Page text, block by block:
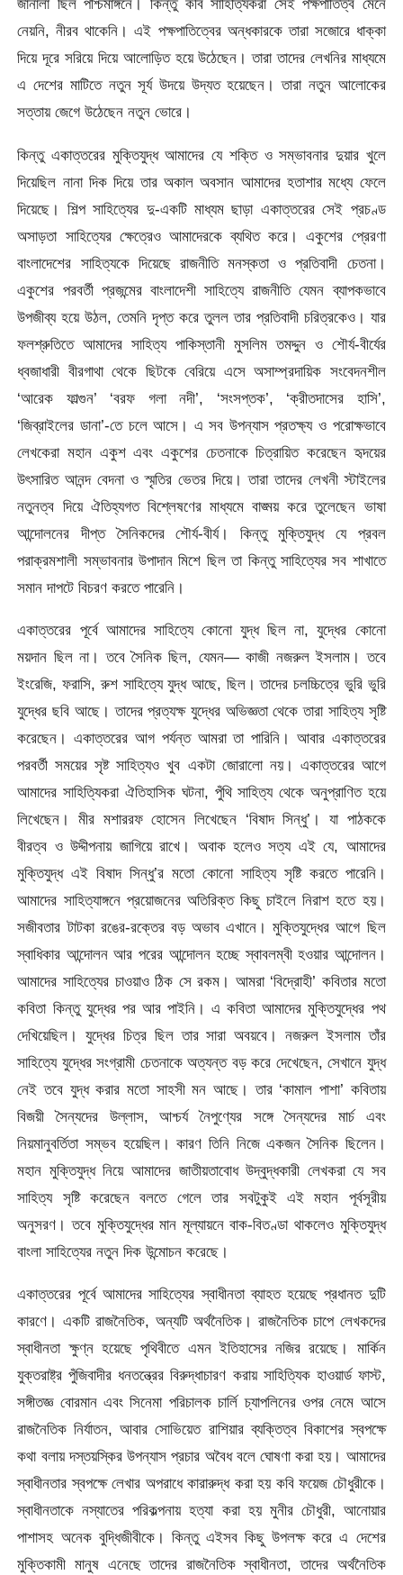
জানালা ছিল পশ্চিমাঙ্গনে। কিন্তু কবি সাহিত্যিকরা সেই পক্ষপাতিত্ব মেনে
নেয়নি, নীরব থাকেনি। এই পক্ষপাতিত্বের অন্ধকারকে তারা সজোরে ধাক্কা
দিয়ে দূরে সরিয়ে দিয়ে আলোড়িত হয়ে উঠেছেন। তারা তাদের লেখনির মাধ্যমে
এ দেশের মাটিতে নতুন সূর্য উদয়ে উদ্যত হয়েছেন। তারা নতুন আলোকের
সত্তায় জেগে উঠেছেন নতুন ভোরে।
কিন্তু একাত্তরের মুক্তিযুদ্ধ আমাদের যে শক্তি ও সম্ভাবনার দুয়ার খুলে
দিয়েছিল নানা দিক দিয়ে তার অকাল অবসান আমাদের হতাশার মধ্যে ফেলে
দিয়েছে। শিল্প সাহিত্যের দু-একটি মাধ্যম ছাড়া একাত্তরের সেই প্রচণ্ড
অসাড়তা সাহিত্যের ক্ষেত্রেও আমাদেরকে ব্যথিত করে। একুশের প্রেরণা
বাংলাদেশের সাহিত্যকে দিয়েছে রাজনীতি মনস্কতা ও প্রতিবাদী চেতনা।
একুশের পরবর্তী প্রজন্মের বাংলাদেশী সাহিত্যে রাজনীতি যেমন ব্যাপকভাবে
উপজীব্য হয়ে উঠল, তেমনি দৃপ্ত করে তুলল তার প্রতিবাদী চরিত্রকেও। যার
ফলশ্রুতিতে আমাদের সাহিত্য পাকিস্তানী মুসলিম তমদ্দুন ও শৌর্য-বীর্যের
ধ্বজাধারী বীরগাথা থেকে ছিটকে বেরিয়ে এসে অসাম্প্রদায়িক সংবেদনশীল
‘আরেক ফাল্গুন’ ‘বরফ গলা নদী’, ‘সংসপ্তক’, ‘ক্রীতদাসের হাসি’,
‘জিব্রাইলের ডানা’-তে চলে আসে। এ সব উপন্যাস প্রতক্ষ্য ও পরোক্ষভাবে
লেখকেরা মহান একুশ এবং একুশের চেতনাকে চিত্রায়িত করেছেন হৃদয়ের
উৎসারিত আনন্দ বেদনা ও স্মৃতির ভেতর দিয়ে। তারা তাদের লেখনী স্টাইলের
নতুনত্ব দিয়ে ঐতিহ্যগত বিশ্লেষণের মাধ্যমে বাঙ্ময় করে তুলেছেন ভাষা
আন্দোলনের দীপ্ত সৈনিকদের শৌর্য-বীর্য। কিন্তু মুক্তিযুদ্ধ যে প্রবল
পরাক্রমশালী সম্ভাবনার উপাদান মিশে ছিল তা কিন্তু সাহিত্যের সব শাখাতে
সমান দাপটে বিচরণ করতে পারেনি।
একাত্তরের পূর্বে আমাদের সাহিত্যে কোনো যুদ্ধ ছিল না, যুদ্ধের কোনো
ময়দান ছিল না। তবে সৈনিক ছিল, যেমন— কাজী নজরুল ইসলাম। তবে
ইংরেজি, ফরাসি, রুশ সাহিত্যে যুদ্ধ আছে, ছিল। তাদের চলচ্চিত্রে ভুরি ভুরি
যুদ্ধের ছবি আছে। তাদের প্রত্যক্ষ যুদ্ধের অভিজ্ঞতা থেকে তারা সাহিত্য সৃষ্টি
করেছেন। একাত্তরের আগ পর্যন্ত আমরা তা পারিনি। আবার একাত্তরের
পরবর্তী সময়ের সৃষ্ট সাহিত্যও খুব একটা জোরালো নয়। একাত্তরের আগে
আমাদের সাহিত্যিকরা ঐতিহাসিক ঘটনা, পুঁথি সাহিত্য থেকে অনুপ্রাণিত হয়ে
লিখেছেন। মীর মশাররফ হোসেন লিখেছেন ‘বিষাদ সিন্ধু’। যা পাঠককে
বীরত্ব ও উদ্দীপনায় জাগিয়ে রাখে। অবাক হলেও সত্য এই যে, আমাদের
মুক্তিযুদ্ধ এই বিষাদ সিন্ধু’র মতো কোনো সাহিত্য সৃষ্টি করতে পারেনি।
আমাদের সাহিত্যাঙ্গনে প্রয়োজনের অতিরিক্ত কিছু চাইলে নিরাশ হতে হয়।
সজীবতার টাটকা রঙের-রক্তের বড় অভাব এখানে। মুক্তিযুদ্ধের আগে ছিল
স্বাধিকার আন্দোলন আর পরের আন্দোলন হচ্ছে স্বাবলম্বী হওয়ার আন্দোলন।
আমাদের সাহিত্যের চাওয়াও ঠিক সে রকম। আমরা ‘বিদ্রোহী’ কবিতার মতো
কবিতা কিন্তু যুদ্ধের পর আর পাইনি। এ কবিতা আমাদের মুক্তিযুদ্ধের পথ
দেখিয়েছিল। যুদ্ধের চিত্র ছিল তার সারা অবয়বে। নজরুল ইসলাম তাঁর
সাহিত্যে যুদ্ধের সংগ্রামী চেতনাকে অত্যন্ত বড় করে দেখেছেন, সেখানে যুদ্ধ
নেই তবে যুদ্ধ করার মতো সাহসী মন আছে। তার ‘কামাল পাশা’ কবিতায়
বিজয়ী সৈন্যদের উল্লাস, আশ্চর্য নৈপুণ্যের সঙ্গে সৈন্যদের মার্চ এবং
নিয়মানুবর্তিতা সম্ভব হয়েছিল। কারণ তিনি নিজে একজন সৈনিক ছিলেন।
মহান মুক্তিযুদ্ধ নিয়ে আমাদের জাতীয়তাবোধ উদ্বুদ্ধকারী লেখকরা যে সব
সাহিত্য সৃষ্টি করেছেন বলতে গেলে তার সবটুকুই এই মহান পূর্বসূরীয়
অনুসরণ। তবে মুক্তিযুদ্ধের মান মূল্যায়নে বাক-বিতণ্ডা থাকলেও মুক্তিযুদ্ধ
বাংলা সাহিত্যের নতুন দিক উন্মোচন করেছে।
একাত্তরের পূর্বে আমাদের সাহিত্যের স্বাধীনতা ব্যাহত হয়েছে প্রধানত দুটি
কারণে। একটি রাজনৈতিক, অন্যটি অর্থনৈতিক। রাজনৈতিক চাপে লেখকদের
স্বাধীনতা ক্ষুণ্ন হয়েছে পৃথিবীতে এমন ইতিহাসের নজির রয়েছে। মার্কিন
যুক্তরাষ্ট্র পুঁজিবাদীর ধনতন্ত্রের বিরুদ্ধাচারণ করায় সাহিত্যিক হাওয়ার্ড ফাস্ট,
সঙ্গীতজ্ঞ বোরমান এবং সিনেমা পরিচালক চার্লি চ্যাপলিনের ওপর নেমে আসে
রাজনৈতিক নির্যাতন, আবার সোভিয়েত রাশিয়ার ব্যক্তিত্ব বিকাশের স্বপক্ষে
কথা বলায় দস্তয়স্কির উপন্যাস প্রচার অবৈধ বলে ঘোষণা করা হয়। আমাদের
স্বাধীনতার স্বপক্ষে লেখার অপরাধে কারারুদ্ধ করা হয় কবি ফয়েজ চৌধুরীকে।
স্বাধীনতাকে নস্যাতের পরিকল্পনায় হত্যা করা হয় মুনীর চৌধুরী, আনোয়ার
পাশাসহ অনেক বুদ্ধিজীবীকে। কিন্তু এইসব কিছু উপলক্ষ করে এ দেশের
মুক্তিকামী মানুষ এনেছে তাদের রাজনৈতিক স্বাধীনতা, তাদের অর্থনৈতিক